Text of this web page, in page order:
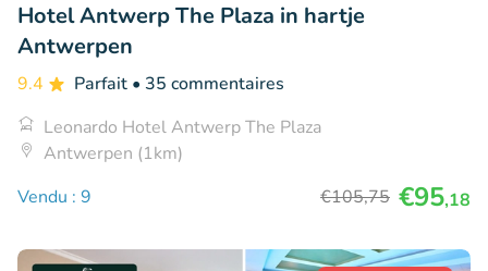
Hotel Antwerp The Plaza in hartje
Antwerpen
9.4 Parfait • 35 commentaires
Leonardo Hotel Antwerp The Plaza
Antwerpen (1km)
Vendu : 9
€105,75 €95,18